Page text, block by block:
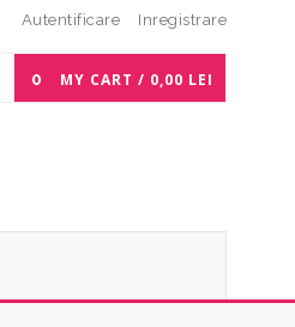
Autentificare Inregistrare
0 MY CART / 0,00 LEI